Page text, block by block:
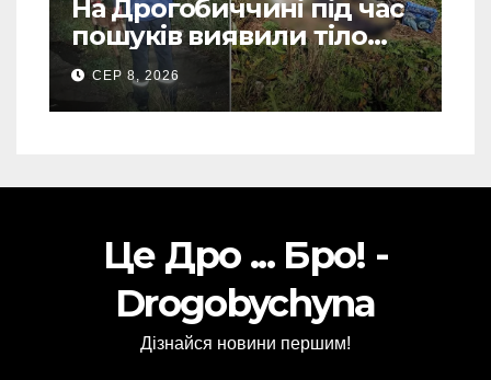
На Дрогобиччині під час
пошуків виявили тіло
зниклого чоловіка (Фото)
СЕР 8, 2026
Це Дро ... Бро! -
Drogobychyna
Дізнайся новини першим!